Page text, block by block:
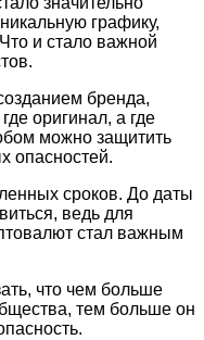
графику,
и стало важной
бренда,
оригинал, а где
можно защитить
опасностей.
сроков. До даты
ведь для
стал важным
что чем больше
тем больше он